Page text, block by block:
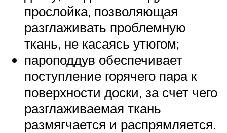
прослойка, позволяющая
разглаживать проблемную
ткань, не касаясь утюгом;
пароподдув обеспечивает
поступление горячего пара к
поверхности доски, за счет чего
разглаживаемая ткань
размягчается и распрямляется.